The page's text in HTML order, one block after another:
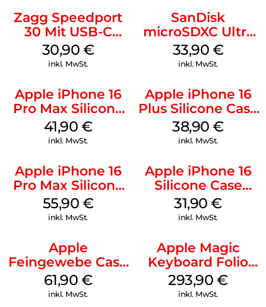
Zagg Speedport
30 Mit USB-C
Kabel Weiß
30,90 €
inkl. MwSt.
SanDisk
microSDXC Ultra
128 GB + Adapter
Mobile
33,90 €
inkl. MwSt.
Apple iPhone 16
Pro Max Silicone
Case MagSafe
Ultramarine
41,90 €
inkl. MwSt.
Apple iPhone 16
Plus Silicone Case
MagSafe Denim
38,90€
inkl. MwSt.
Apple iPhone 16
Pro Max Silicone
Case MagSafe
Stone Gray
55,90 €
inkl. MwSt.
Apple iPhone 16
Silicone Case
MagSafe Fuchsia
31,90€
inkl. MwSt.
Apple
Feingewebe Case
iPhone 15 Pro
MagSafe Schwarz
61,90 €
inkl. MwSt.
Apple Magic
Keyboard Folio
iPad 10.9″ (10.Gen.)
Weiß
293,90€
inkl. MwSt.